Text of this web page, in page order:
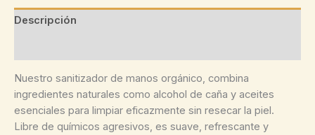
Descripción
Nuestro sanitizador de manos orgánico, combina
ingredientes naturales como alcohol de caña y aceites
esenciales para limpiar eficazmente sin resecar la piel.
Libre de químicos agresivos, es suave, refrescante y